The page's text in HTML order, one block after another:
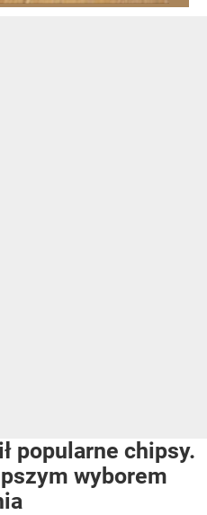
popularne chipsy.
wyborem